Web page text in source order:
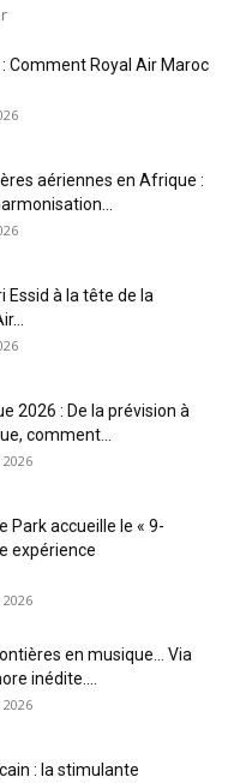
Comment Royal Air Maroc
aériennes en Afrique :
Essid à la tête de la
2026 : De la prévision à
comment...
Park accueille le « 9-
expérience
en musique… Via
inédite....
: la stimulante